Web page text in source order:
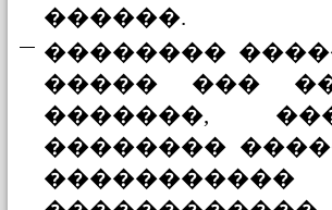
������.
��������
����� ���
�������,
��������